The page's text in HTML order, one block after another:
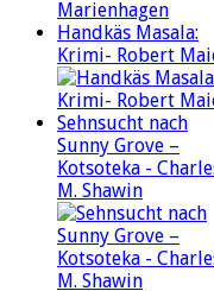
Handkäs Masala:
Krimi- Robert
Sehnsucht nach
Sunny Grove –
Kotsoteka -
M. Shawin